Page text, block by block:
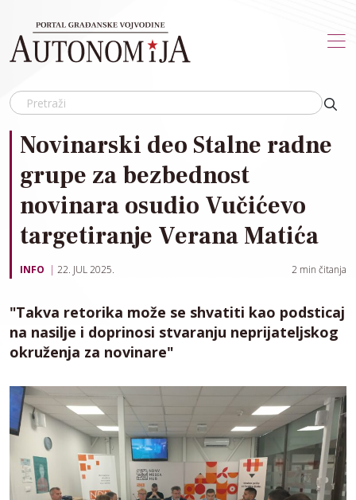
Novinarski deo Stalne radne
grupe za bezbednost
novinara osudio Vučićevo
targetiranje Verana Matića
INFO 22. JUL 2025. 2 min čitanja
"Takva retorika može se shvatiti kao podsticaj
na nasilje i doprinosi stvaranju neprijateljskog
okruženja za novinare"